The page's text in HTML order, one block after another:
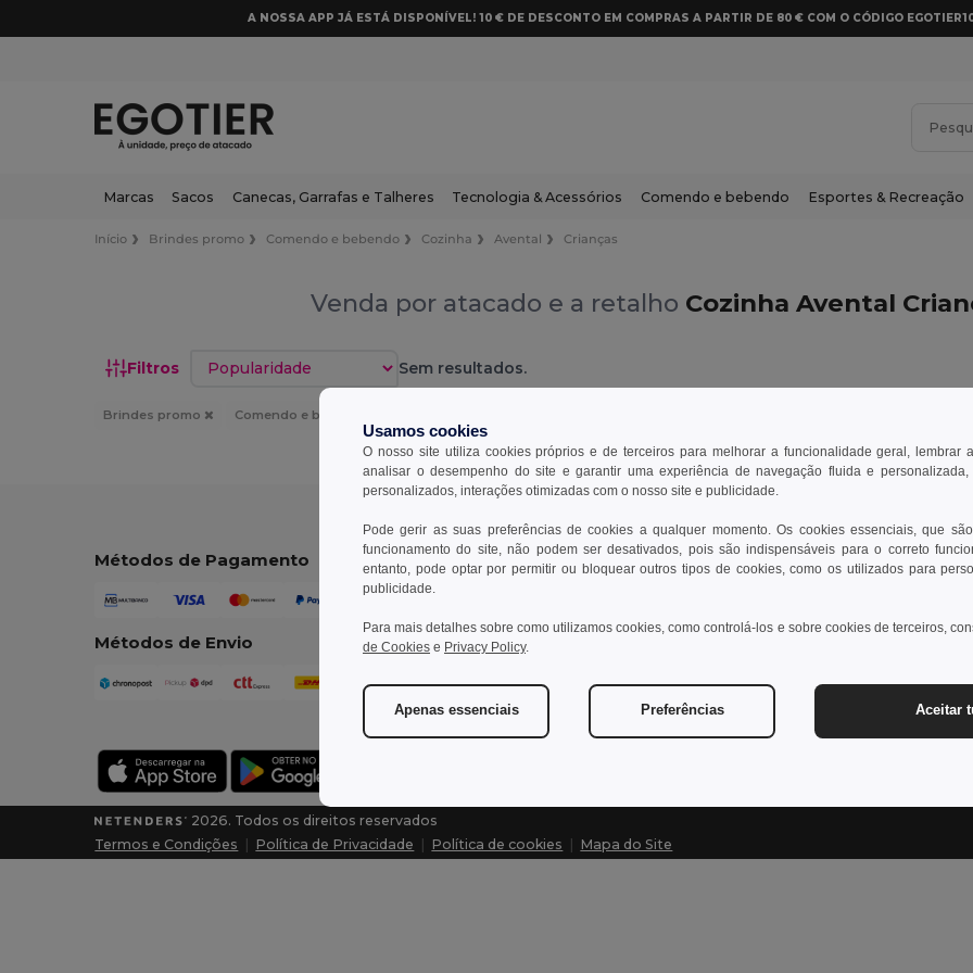
A NOSSA APP JÁ ESTÁ DISPONÍVEL! 10 € DE DESCONTO EM COMPRAS A PARTIR DE 80 € COM O CÓDIGO
Marcas Sacos Canecas, Garrafas e Talheres Tecnologia & Acessórios Comendo e bebendo Esportes & Recreação
Início Brindes promo Comendo e bebendo Cozinha Avental Crianças
Venda por atacado e a retalho Cozinha Avental
Filtros Classificar por Sem resultados.
Brindes promo Comendo e bebendo
Métodos de Pagamento
Métodos de Envio
Contate-nos
cliente@egotier.pt
vendas@egotier.pt
2026. Todos os direitos reservados
Termos e Condições
Política de Privacidade Política de cookies Mapa do Site
Usamos cookies
O nosso site utiliza cookies próprios e de terceiros para melhorar a funcionalidade geral, lembrar
analisar o desempenho do site e garantir uma experiência de navegação fluida e personalizada,
personalizados, interações otimizadas com o nosso site e publicidade.
Pode gerir as suas preferências de cookies a qualquer momento. Os cookies essenciais, que
funcionamento do site, não podem ser desativados, pois são indispensáveis para o correto
entanto, pode optar por permitir ou bloquear outros tipos de cookies, como os utilizados para
publicidade.
Para mais detalhes sobre como utilizamos cookies, como controlá-los e sobre cookies de terceiros,
de Cookies e Privacy Policy.
Apenas essenciais Preferências Aceitar